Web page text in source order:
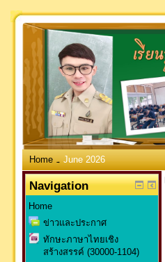
Home →
June 2026
Navigation
Home
ข่าวและประกาศ
ทักษะภาษาไทยเชิง
สร้างสรรค์ (30000-1104)